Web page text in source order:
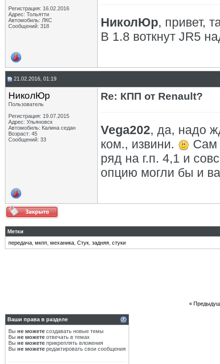
Регистрация: 16.02.2016
Адрес: Тольятти
Автомобиль: ЛКС
Сообщений: 318
НиколЮр, привет,
В 1.8 воткнут JR5
21.02.2016, 01:19
НиколЮр
Пользователь
Регистрация: 19.07.2015
Адрес: Ульяновск
Автомобиль: Калина седан
Возраст: 45
Сообщений: 33
Re: КПП от Renault?
Vega202, да, надо
ком., извини.
Сам
ряд на г.п. 4,1 и
опцию могли бы и
Метки
передача мкпп механика Стук задняя стуки
«
Ваши права в разделе
Вы не можете создавать новые темы
Вы не можете отвечать в темах
Вы не можете прикреплять вложения
Вы не можете редактировать свои сообщения